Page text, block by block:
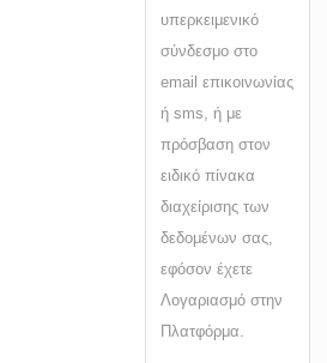
υπερκειμενικό
σύνδεσμο στο
email επικοινωνίας
ή sms, ή με
πρόσβαση στον
ειδικό πίνακα
διαχείρισης των
δεδομένων σας,
εφόσον έχετε
Λογαριασμό στην
Πλατφόρμα.